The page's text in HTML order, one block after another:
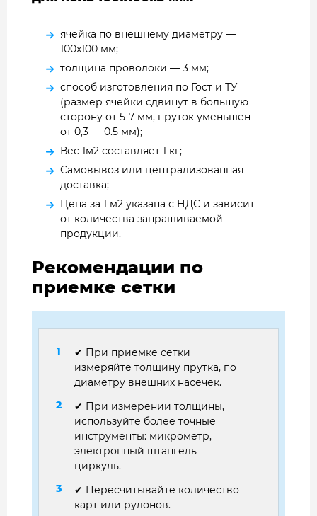
ячейка по внешнему диаметру —
100х100 мм;
толщина проволоки — 3 мм;
способ изготовления по Гост и ТУ
(размер ячейки сдвинут в большую
сторону от 5-7 мм, пруток уменьшен
от 0,3 — 0.5 мм);
Вес 1м2 составляет 1 кг;
Самовывоз или централизованная
доставка;
Цена за 1 м2 указана с НДС и зависит
от количества запрашиваемой
продукции.
Рекомендации по
приемке сетки
✔ При приемке сетки
измеряйте толщину прутка, по
диаметру внешних насечек.
✔ При измерении толщины,
используйте более точные
инструменты: микрометр,
электронный штангель
циркуль.
✔ Пересчитывайте количество
карт или рулонов.